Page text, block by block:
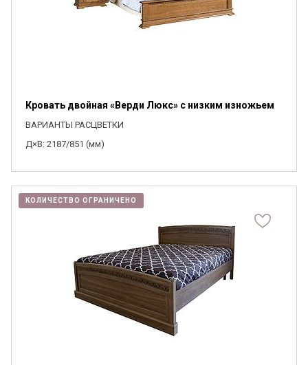
Кровать двойная «Верди Люкс» с низким изножьем
ВАРИАНТЫ РАСЦВЕТКИ
Д×В: 2187/851 (мм)
КОЛИЧЕСТВО ОГРАНИЧЕНО